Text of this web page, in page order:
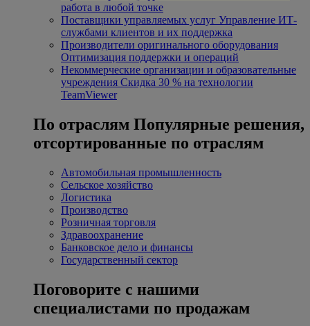
работа в любой точке
Поставщики управляемых услуг Управление ИТ-
службами клиентов и их поддержка
Производители оригинального оборудования
Оптимизация поддержки и операций
Некоммерческие организации и образовательные
учреждения Скидка 30 % на технологии
TeamViewer
По отраслям Популярные решения,
отсортированные по отраслям
Автомобильная промышленность
Сельское хозяйство
Логистика
Производство
Розничная торговля
Здравоохранение
Банковское дело и финансы
Государственный сектор
Поговорите с нашими
специалистами по продажам